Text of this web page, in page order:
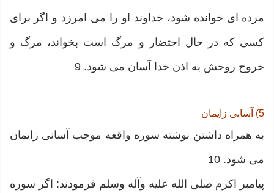
مرده ای خوانده شود، خداوند او را می امرزد و اگر برای
كسی كه در حال احتضار و مرگ است بخواند، مرگ و
خروج روحش به اذن خدا آسان می شود. 9
5) آسانی زایمان
به همراه داشتن نوشته سوره واقعه موجب آسانی زایمان
می شود. 10
پیامبر اكرم صلی الله علیه وآله وسلم فرمودند: اگر سوره